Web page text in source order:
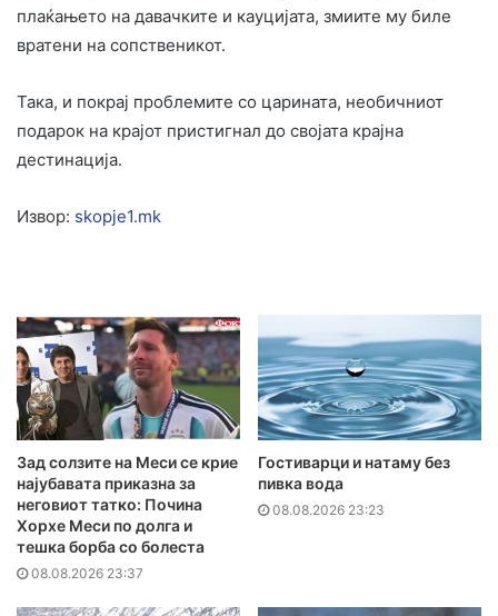
плаќањето на давачките и кауцијата, змиите му биле
вратени на сопственикот.
Така, и покрај проблемите со царината, необичниот
подарок на крајот пристигнал до својата крајна
дестинација.
Извор: skopje1.mk
Зад солзите на Меси се крие
најубавата приказна за
неговиот татко: Почина
Хорхе Меси по долга и
тешка борба со болеста
08.08.2026 23:37
Гостиварци и натаму без
пивка вода
08.08.2026 23:23